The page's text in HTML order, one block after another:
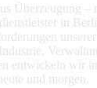
Überzeugung –
in
entwickeln wir
und morgen.